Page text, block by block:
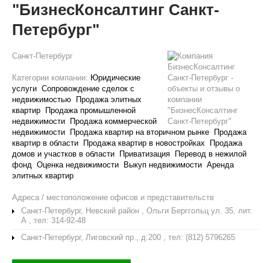
"БизнесКонсалтинг Санкт-
Петербург"
Санкт-Петербург
Категории компании: Юридические
услуги Сопровождение сделок с
недвижимостью
Продажа элитных
квартир
Продажа промышленной
недвижимости
Продажа коммерческой
недвижимости
Продажа квартир на вторичном рынке
Продажа
квартир в области
Продажа квартир в новостройках
Продажа
домов и участков в области
Приватизация
Перевод в нежилой
фонд Оценка недвижимости Выкуп недвижимости Аренда
элитных квартир
Адреса / местоположение офисов и представительств
Санкт-Петербург, Невский район , Ольги Берггольц ул. 35, лит.
А , тел: 314-92-48
Санкт-Петербург, Лиговский пр., д.200 , тел: (812) 5796265